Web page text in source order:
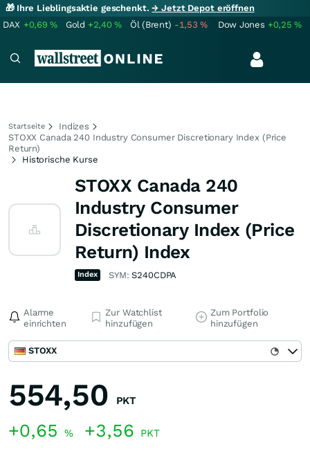
🎁 Ihre Lieblingsaktie geschenkt.→ Jetzt Depot eröffnen
DAX +0,69% Gold +2,40% Öl (Brent) -1,53% Dow Jones +0,25%
Startseite
Indizes
STOXX Canada 240 Industry Consumer Discretionary Index (Price
Return)
Historische Kurse
STOXX Canada 240
Industry Consumer
Discretionary Index (Price
Return) Index
Index SYM:S240CDPA
Alarme
einrichten
Zur Watchlist
hinzufügen
Zum Portfolio
hinzufügen
STOXX
554,50 PKT
+0,65 % +3,56 PKT